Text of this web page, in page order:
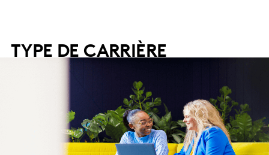
TYPE DE CARRIÈRE